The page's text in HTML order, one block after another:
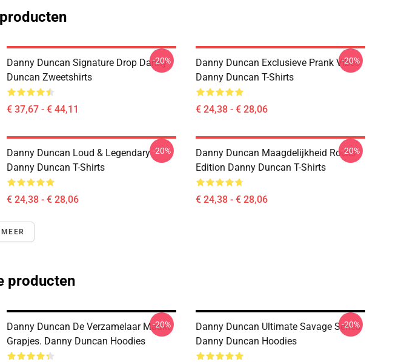
Danny Duncan Signature Drop Danny
Duncan Zweetshirts
€ 37,67 - € 44,11
-20%
Danny Duncan Exclusieve Prank Vibes
Danny Duncan T-Shirts
€ 24,38 - € 28,06
-20%
Danny Duncan Loud & Legendary
Danny Duncan T-Shirts
€ 24,38 - € 28,06
-20%
Danny Duncan Maagdelijkheid Rocks
Edition Danny Duncan T-Shirts
€ 24,38 - € 28,06
-20%
producten
Danny Duncan De Verzamelaar Maakt
Grapjes. Danny Duncan Hoodies
-20%
Danny Duncan Ultimate Savage Series
Danny Duncan Hoodies
-20%